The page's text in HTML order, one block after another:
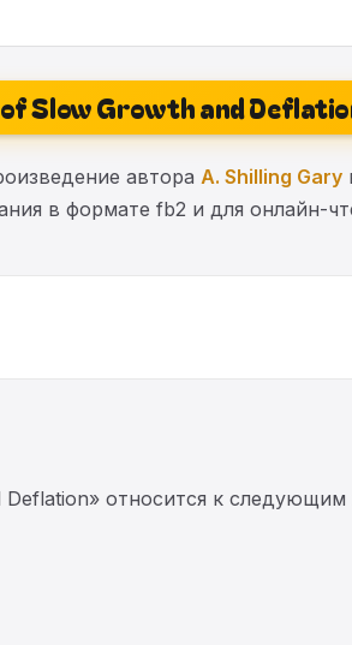
Slow Growth and
автора A. Shilling Gary
в формате fb2 и для онлайн-
Deflation» относится к